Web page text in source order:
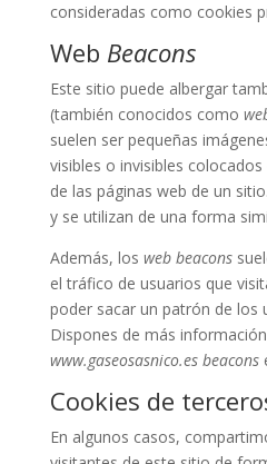
consideradas como cookies
Web Beacons
Este sitio puede albergar
(también conocidos como
suelen ser pequeñas
visibles o invisibles
de las páginas web de un
y se utilizan de una forma
Además, los web beacons
el tráfico de usuarios que
poder sacar un patrón de los
Dispones de más
www.gaseosasnico.es beacons
Cookies de
En algunos casos,